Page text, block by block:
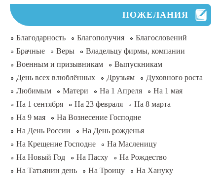
ПОЖЕЛАНИЯ
Благодарность Благополучия
Благословений
Брачные
Веры
Владельцу фирмы, компании
Военным и призывникам
Выпускникам
День всех влюблённых
Друзьям
Духовного роста
Любимым
Матери На 1 Апреля
На 1 мая
На 1 сентября
На 23 февраля
На 8 марта
На 9 мая
На Вознесение Господне
На День России
На День рожденья
На Крещение Господне
На Масленицу
На Новый Год
На Пасху
На Рождество
На Татьянин день
На Троицу
На Хануку